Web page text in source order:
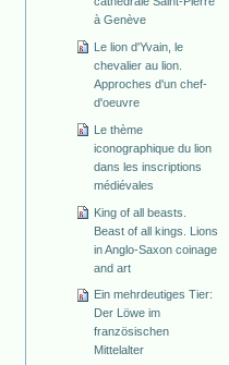
à Genève
Le lion d'Yvain, le
chevalier au lion.
Approches d'un chef-
d'oeuvre
Le thème
iconographique du lion
dans les inscriptions
médiévales
King of all beasts.
Beast of all kings. Lions
in Anglo-Saxon coinage
and art
Ein mehrdeutiges Tier:
Der Löwe im
französischen
Mittelalter